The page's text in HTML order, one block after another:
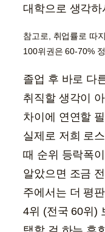
대학으로 생각
참고로, 취업률로 따
100위권은 60-70%
졸업 후 바로 다
취직할 생각이
차이에 연연할
실제로 저희 로
때 순위 등락폭
알았으면 조금
주에서는 더 평
4위 (전국 60위)